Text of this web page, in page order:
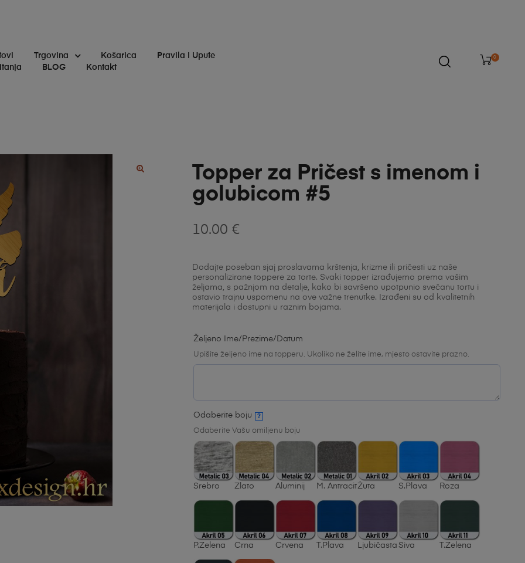
Trgovina Košarica
Pravila I Upute
BLOG Kontakt
0
Topper za Pričest s imenom i
golubicom #5
10.00 €
Dodajte poseban sjaj proslavama krštenja, krizme ili pričesti uz naše
personalizirane toppere za torte. Svaki topper izrađujemo prema vašim
željama, s pažnjom na detalje, kako bi savršeno upotpunio svečanu tortu i
ostavio trajnu uspomenu na ove važne trenutke. Izrađeni su od kvalitetnih
materijala i dostupni u raznim bojama.
Željeno Ime/prezime/datum
Upišite željeno ime na topperu. Ukoliko ne želite ime, mjesto ostavite prazno.
Odaberite boju ?
Odaberite Vašu omiljenu boju
Srebro Zlato Aluminij M. AntracitŽuta S.Plava Roza
P.Zelena Crna Crvena T.Plava Ljubičasta Siva T.Zelena